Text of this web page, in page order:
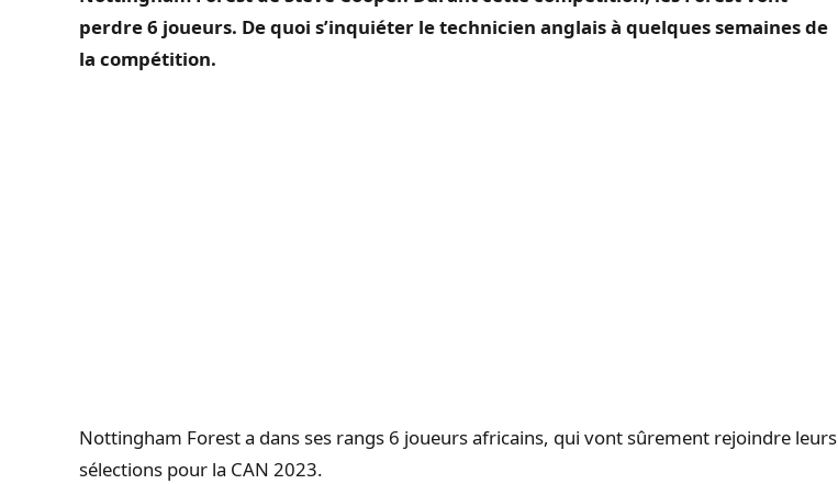
perdre 6 joueurs. De quoi s’inquiéter le technicien anglais à quelques semaines de
la compétition.
Nottingham Forest a dans ses rangs 6 joueurs africains, qui vont sûrement rejoindre leurs
sélections pour la CAN 2023.